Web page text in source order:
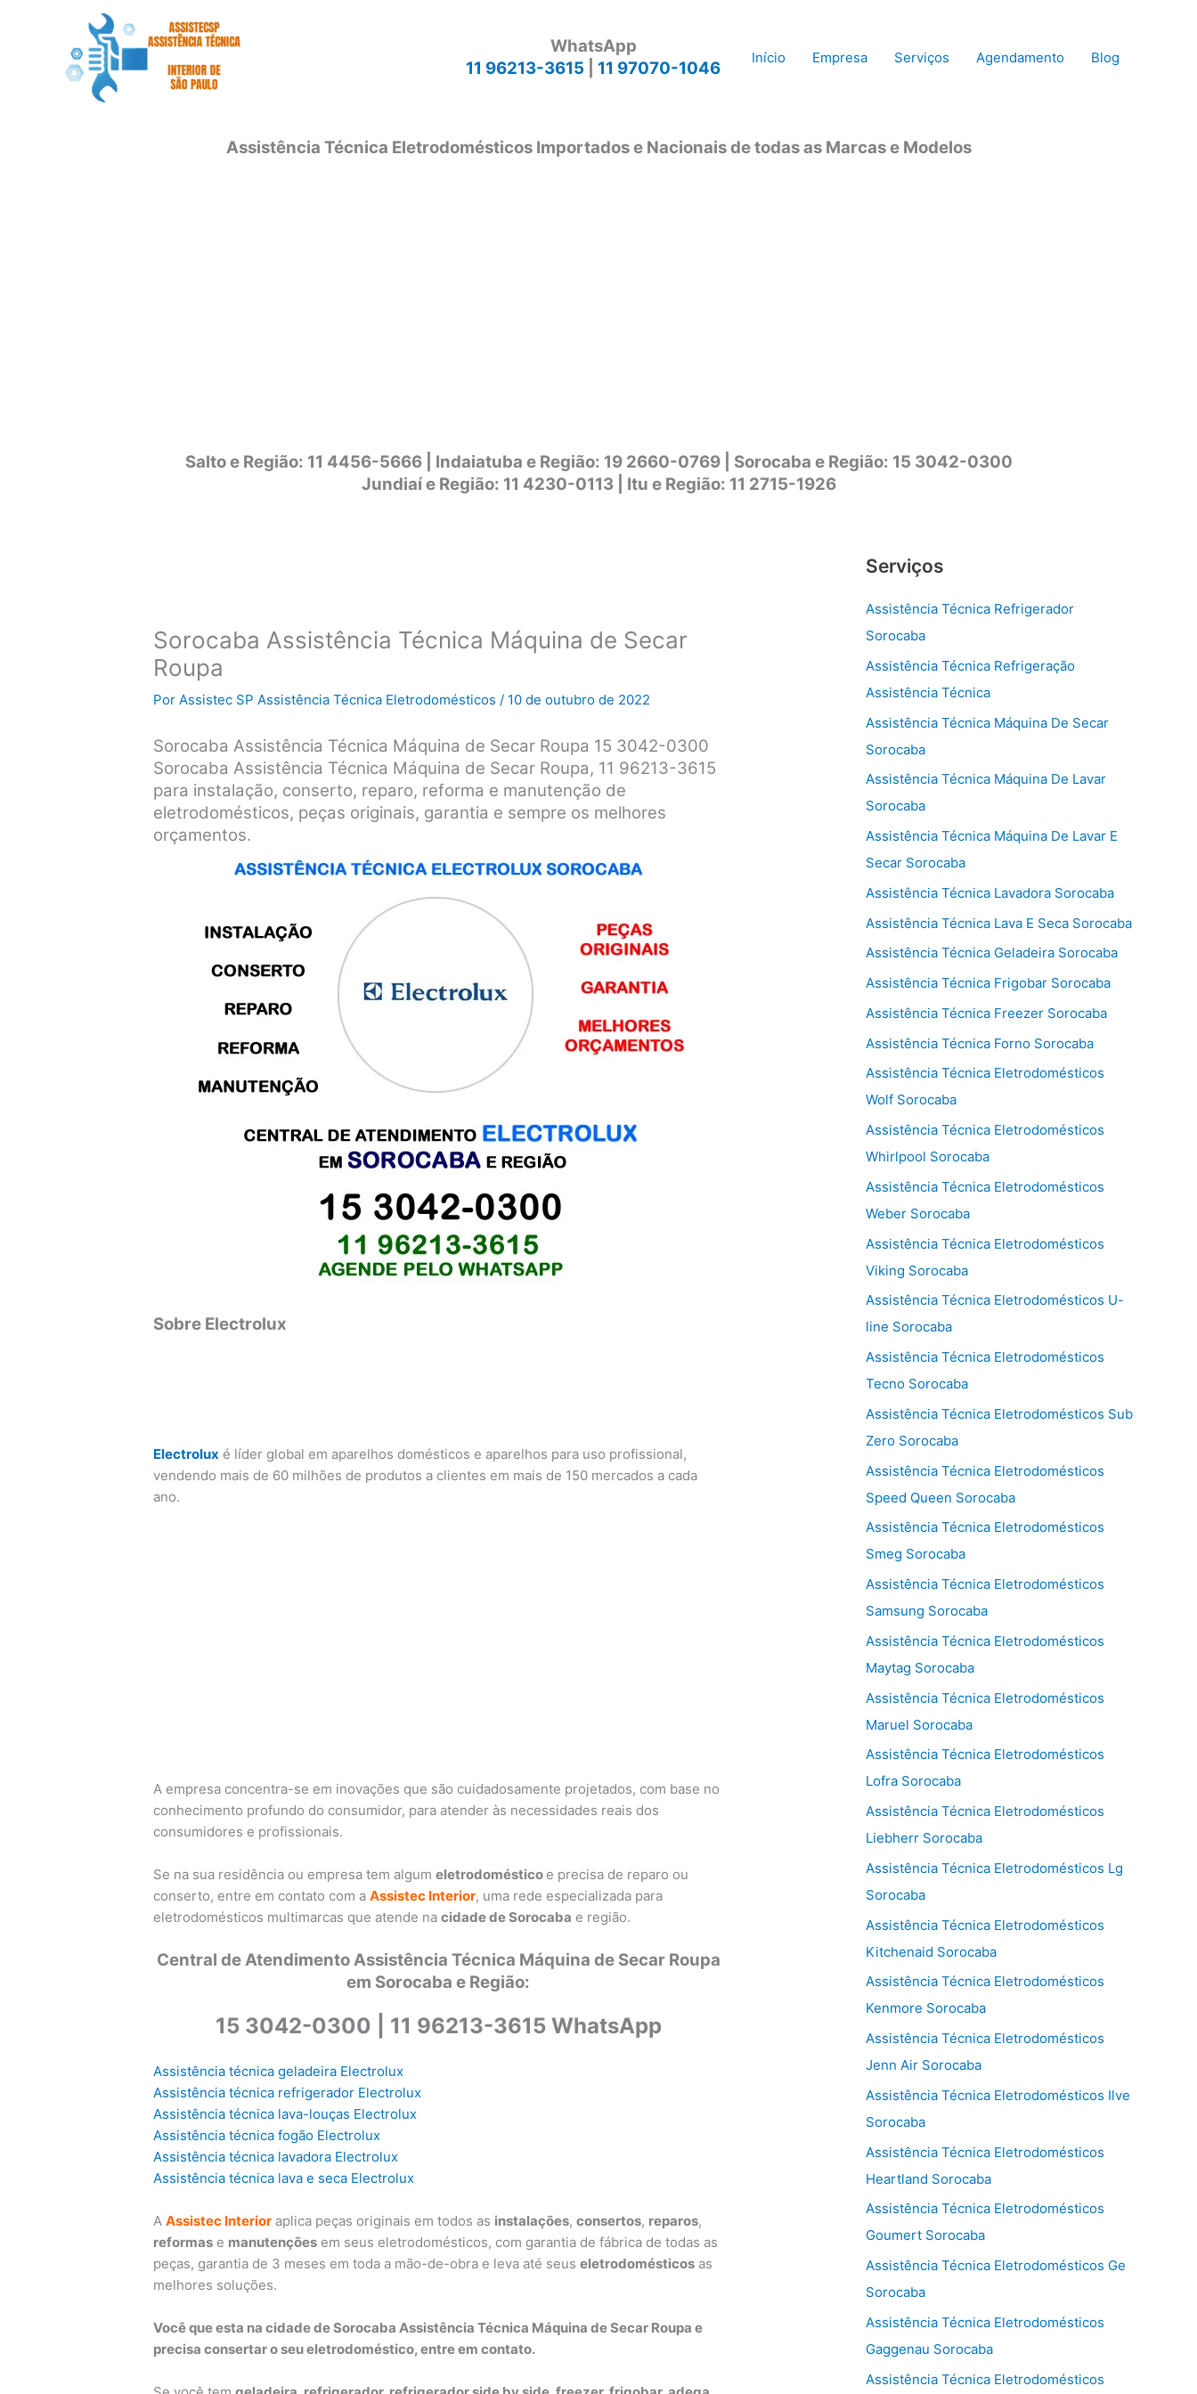
WhatsApp
11 96213-3615
11 97070-1046
Início Empresa Serviços Agendamento Blog
Assistência Técnica Eletrodomésticos Importados e Nacionais de todas as Marcas e Modelos
Salto e Região: 11 4456-5666 | Indaiatuba e Região: 19 2660-0769 | Sorocaba e Região: 15 3042-0300
Jundiaí e Região: 11 4230-0113 | Itu e Região: 11 2715-1926
Sorocaba Assistência Técnica Máquina de Secar
Roupa
PorAssistec SP Assistência Técnica Eletrodomésticos/ 10 de outubro de 2022
Sorocaba Assistência Técnica Máquina de Secar Roupa 15 3042-0300
Sorocaba Assistência Técnica Máquina de Secar Roupa, 11 96213-3615
para instalação, conserto, reparo, reforma e manutenção de
eletrodomésticos, peças originais, garantia e sempre os melhores
orçamentos.
Sobre Electrolux
Electrolux é líder global em aparelhos domésticos e aparelhos para uso profissional,
vendendo mais de 60 milhões de produtos a clientes em mais de 150 mercados a cada
ano.
A empresa concentra-se em inovações que são cuidadosamente projetados, com base no
conhecimento profundo do consumidor, para atender às necessidades reais dos
consumidores e profissionais.
Se na sua residência ou empresa tem algumeletrodoméstico e precisa de reparo ou
conserto, entre em contato com aAssistec Interior, uma rede especializada para
eletrodomésticos multimarcas que atende nacidade de Sorocaba e região.
Central de Atendimento Assistência Técnica Máquina de Secar Roupa
em Sorocaba e Região:
15 3042-0300 | 11 96213-3615 WhatsApp
Assistência técnica geladeira Electrolux
Assistência técnica refrigerador Electrolux
Assistência técnica lava-louças Electrolux
Assistência técnica fogão Electrolux
Assistência técnica lavadora Electrolux
Assistência técnica lava e seca Electrolux
AAssistec Interior aplica peças originais em todos as instalações,consertos, reparos,
reformas e manutenções em seus eletrodomésticos, com garantia de fábrica de todas as
peças, garantia de 3 meses em toda a mão-de-obra e leva até seuseletrodomésticos as
melhores soluções.
Você que esta na cidade de Sorocaba Assistência Técnica Máquina de Secar Roupa e
precisa consertar o seu eletrodoméstico, entre em contato.
Serviços
Assistência Técnica Refrigerador
Sorocaba
Assistência Técnica Refrigeração
Assistência Técnica
Assistência Técnica Máquina De Secar
Sorocaba
Assistência Técnica Máquina De Lavar
Sorocaba
Assistência Técnica Máquina De Lavar E
Secar Sorocaba
Assistência Técnica Lavadora Sorocaba
Assistência Técnica Lava E Seca Sorocaba
Assistência Técnica Geladeira Sorocaba
Assistência Técnica Frigobar Sorocaba
Assistência Técnica Freezer Sorocaba
Assistência Técnica Forno Sorocaba
Assistência Técnica Eletrodomésticos
Wolf Sorocaba
Assistência Técnica Eletrodomésticos
Whirlpool Sorocaba
Assistência Técnica Eletrodomésticos
Weber Sorocaba
Assistência Técnica Eletrodomésticos
Viking Sorocaba
Assistência Técnica Eletrodomésticos U-
line Sorocaba
Assistência Técnica Eletrodomésticos
Tecno Sorocaba
Assistência Técnica Eletrodomésticos Sub
Zero Sorocaba
Assistência Técnica Eletrodomésticos
Speed Queen Sorocaba
Assistência Técnica Eletrodomésticos
Smeg Sorocaba
Assistência Técnica Eletrodomésticos
Samsung Sorocaba
Assistência Técnica Eletrodomésticos
Maytag Sorocaba
Assistência Técnica Eletrodomésticos
Maruel Sorocaba
Assistência Técnica Eletrodomésticos
Lofra Sorocaba
Assistência Técnica Eletrodomésticos
Liebherr Sorocaba
Assistência Técnica Eletrodomésticos Lg
Sorocaba
Assistência Técnica Eletrodomésticos
Kitchenaid Sorocaba
Assistência Técnica Eletrodomésticos
Kenmore Sorocaba
Assistência Técnica Eletrodomésticos
Jenn Air Sorocaba
Assistência Técnica Eletrodomésticos Ilve
Sorocaba
Assistência Técnica Eletrodomésticos
Heartland Sorocaba
Assistência Técnica Eletrodomésticos
Goumert Sorocaba
Assistência Técnica Eletrodomésticos Ge
Sorocaba
Assistência Técnica Eletrodomésticos
Gaggenau Sorocaba
Assistência Técnica Eletrodomésticos